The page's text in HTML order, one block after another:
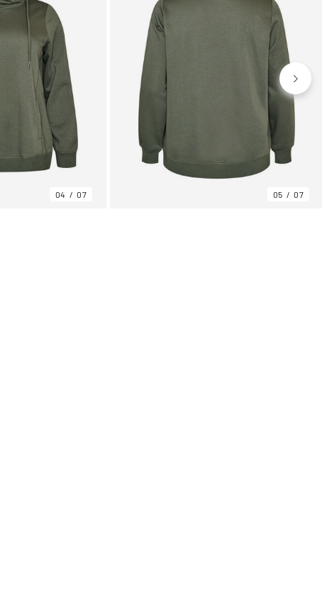
04 07 05 07